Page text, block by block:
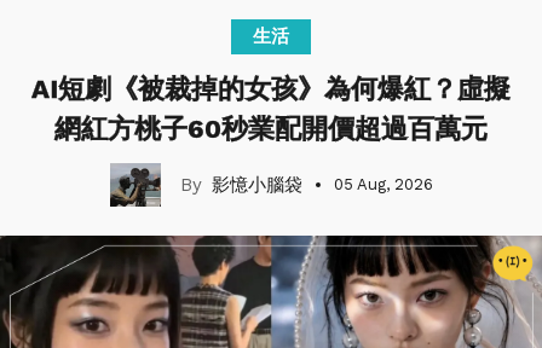
生活
AI短劇《被裁掉的女孩》為何爆紅？虛擬
網紅方桃子60秒業配開價超過百萬元
影憶小腦袋 05 Aug, 2026